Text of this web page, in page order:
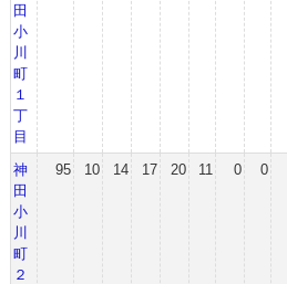
田
小
川
町
１
丁
目
神
田
小
川
町
２
95 10 14 17 20 11 0 0